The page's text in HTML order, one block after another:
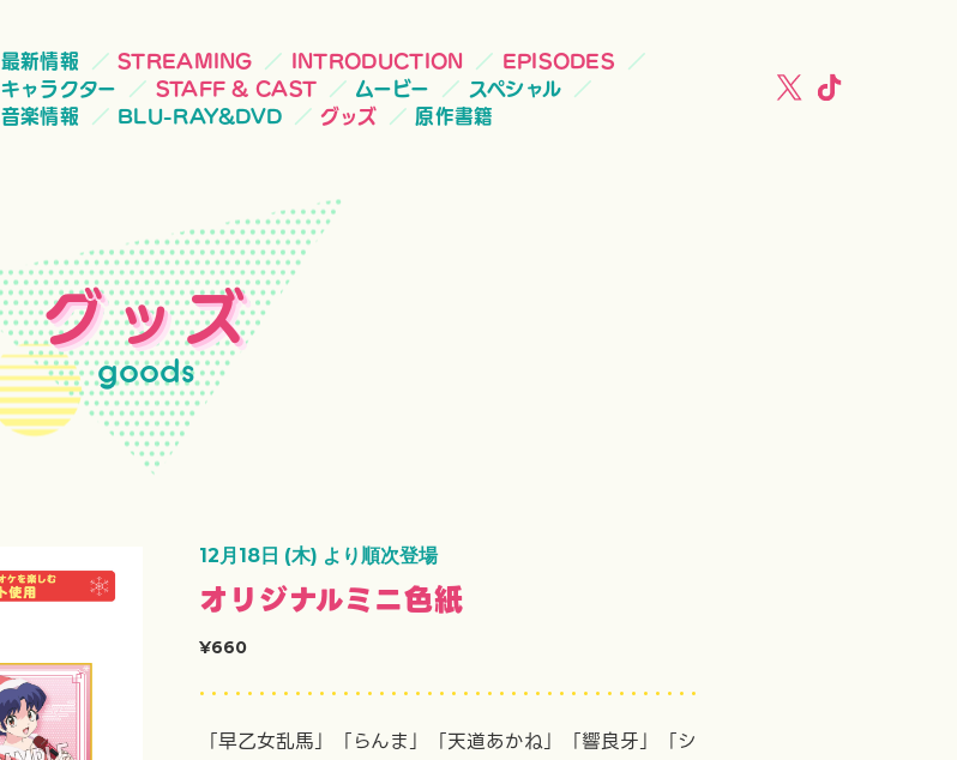
最新情報 STREAMING INTRODUCTION
EPISODES
キャラクター
STAFF & CAST ムービー
スペシャル
音楽情報
BLU-RAY&DVD グッズ 原作書籍
グッズ
goods
12月18日 (木) より順次登場
オリジナルミニ色紙
¥660
「早乙女乱馬」「らんま」「天道あかね」「響良牙」「シ